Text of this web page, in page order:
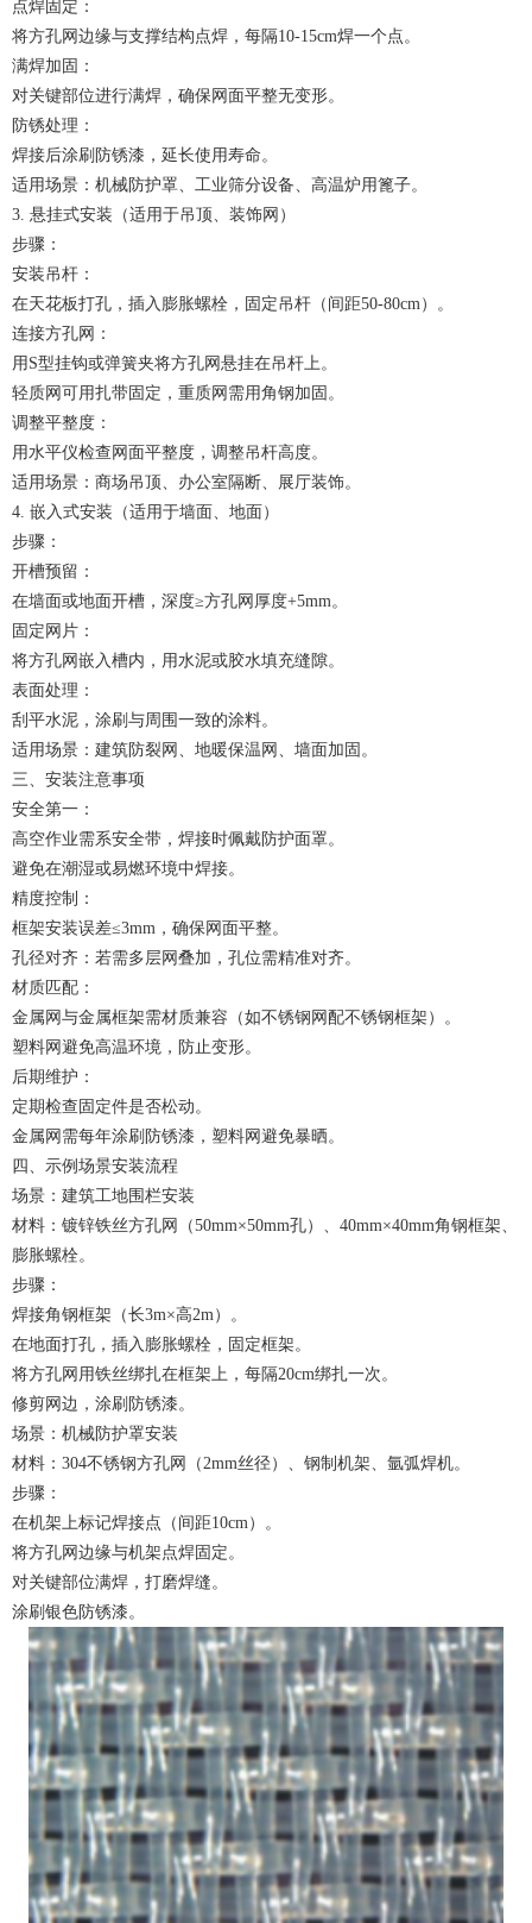
点焊固定：
将方孔网边缘与支撑结构点焊，每隔10-15cm焊一个点。
满焊加固：
对关键部位进行满焊，确保网面平整无变形。
防锈处理：
焊接后涂刷防锈漆，延长使用寿命。
适用场景：机械防护罩、工业筛分设备、高温炉用篦子。
3. 悬挂式安装（适用于吊顶、装饰网）
步骤：
安装吊杆：
在天花板打孔，插入膨胀螺栓，固定吊杆（间距50-80cm）。
连接方孔网：
用S型挂钩或弹簧夹将方孔网悬挂在吊杆上。
轻质网可用扎带固定，重质网需用角钢加固。
调整平整度：
用水平仪检查网面平整度，调整吊杆高度。
适用场景：商场吊顶、办公室隔断、展厅装饰。
4. 嵌入式安装（适用于墙面、地面）
步骤：
开槽预留：
在墙面或地面开槽，深度≥方孔网厚度+5mm。
固定网片：
将方孔网嵌入槽内，用水泥或胶水填充缝隙。
表面处理：
刮平水泥，涂刷与周围一致的涂料。
适用场景：建筑防裂网、地暖保温网、墙面加固。
三、安装注意事项
安全第一：
高空作业需系安全带，焊接时佩戴防护面罩。
避免在潮湿或易燃环境中焊接。
精度控制：
框架安装误差≤3mm，确保网面平整。
孔径对齐：若需多层网叠加，孔位需精准对齐。
材质匹配：
金属网与金属框架需材质兼容（如不锈钢网配不锈钢框架）。
塑料网避免高温环境，防止变形。
后期维护：
定期检查固定件是否松动。
金属网需每年涂刷防锈漆，塑料网避免暴晒。
四、示例场景安装流程
场景：建筑工地围栏安装
材料：镀锌铁丝方孔网（50mm×50mm孔）、40mm×40mm角钢框架、
膨胀螺栓。
步骤：
焊接角钢框架（长3m×高2m）。
在地面打孔，插入膨胀螺栓，固定框架。
将方孔网用铁丝绑扎在框架上，每隔20cm绑扎一次。
修剪网边，涂刷防锈漆。
场景：机械防护罩安装
材料：304不锈钢方孔网（2mm丝径）、钢制机架、氩弧焊机。
步骤：
在机架上标记焊接点（间距10cm）。
将方孔网边缘与机架点焊固定。
对关键部位满焊，打磨焊缝。
涂刷银色防锈漆。